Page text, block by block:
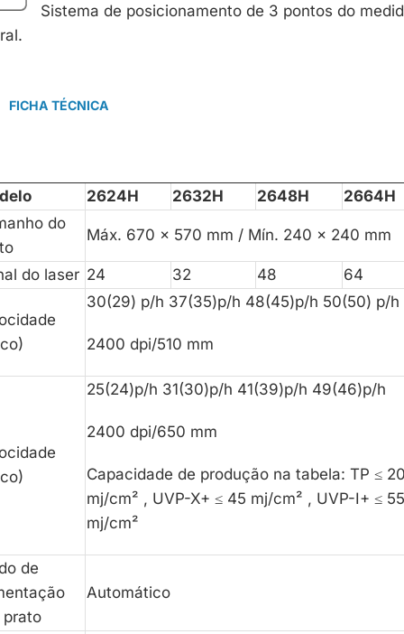
Sistema de posicionamento de 3 pontos do
FICHA TÉCNICA
2624H 2632H 2648H
2664H
do
Máx. 670 x 570 mm / Mín. 240 x 240 mm
do laser 24 32 48 64
30(29) p/h 37(35)p/h 48(45)p/h 50(50) p/h
2400 dpi/510 mm
25(24)p/h 31(30)p/h 41(39)p/h 49(46)p/h
2400 dpi/650 mm
Capacidade de produção na tabela: TP ≤
mj/cm² , UVP-X+ ≤ 45 mj/cm² , UVP-I+ ≤ 55
mj/cm²
de
prato
Automático